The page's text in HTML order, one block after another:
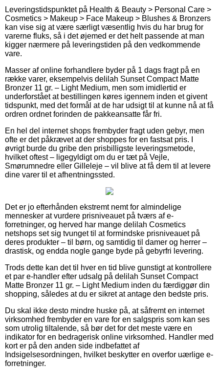
Leveringstidspunktet på Health & Beauty > Personal Care >
Cosmetics > Makeup > Face Makeup > Blushes & Bronzers
kan vise sig at være særligt væsentlig hvis du har brug for
varerne fluks, så i det øjemed er det helt passende at man
kigger nærmere på leveringstiden på den vedkommende
vare.
Masser af online forhandlere byder på 1 dags fragt på en
række varer, eksempelvis delilah Sunset Compact Matte
Bronzer 11 gr. – Light Medium, men som imidlertid er
underforstået at bestillingen køres igennem inden et givent
tidspunkt, med det formål at de har udsigt til at kunne nå at få
ordren ordnet forinden de pakkeansatte får fri.
En hel del internet shops frembyder fragt uden gebyr, men
ofte er det påkrævet at der shoppes for en fastsat pris. I
øvrigt burde du gribe den prisbilligste leveringsmetode,
hvilket oftest – ligegyldigt om du er tæt på Vejle,
Smørumnedre eller Gilleleje – vil blive at få dem til at levere
dine varer til et afhentningssted.
Det er jo efterhånden ekstremt nemt for almindelige
mennesker at vurdere prisniveauet på tværs af e-
forretninger, og herved har mange delilah Cosmetics
netshops set sig tvunget til at formindske prisniveauet på
deres produkter – til børn, og samtidig til damer og herrer –
drastisk, og endda nogle gange byde på gebyrfri levering.
Trods dette kan det til hver en tid blive gunstigt at kontrollere
et par e-handler efter udsalg på delilah Sunset Compact
Matte Bronzer 11 gr. – Light Medium inden du færdiggør din
shopping, således at du er sikret at antage den bedste pris.
Du skal ikke desto mindre huske på, at såfremt en internet
virksomhed frembyder en vare for en salgspris som kan ses
som utrolig tiltalende, så bør det for det meste være en
indikator for en bedragerisk online virksomhed. Handler med
kort er på den anden side indbefattet af
Indsigelsesordningen, hvilket beskytter en overfor uærlige e-
forretninger.